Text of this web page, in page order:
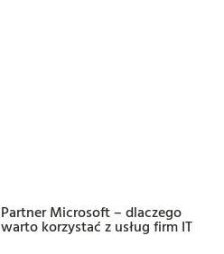
Partner Microsoft – dlaczego
warto korzystać z usług firm IT